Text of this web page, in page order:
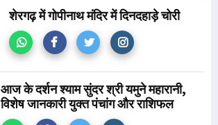
शेरगढ़ में गोपीनाथ मंदिर में दिनदहाड़े चोरी
आज के दर्शन श्याम सुंदर श्री यमुने महारानी,
विशेष जानकारी युक्त पंचांग और राशिफल